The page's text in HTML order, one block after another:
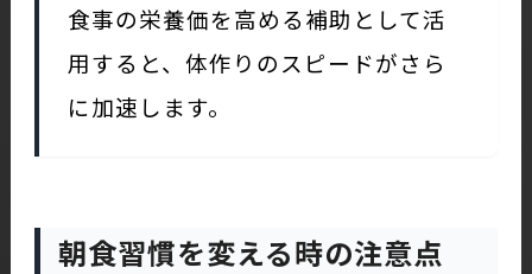
食事の栄養価を高める補助として活
用すると、体作りのスピードがさら
に加速します。
朝食習慣を変える時の注意点